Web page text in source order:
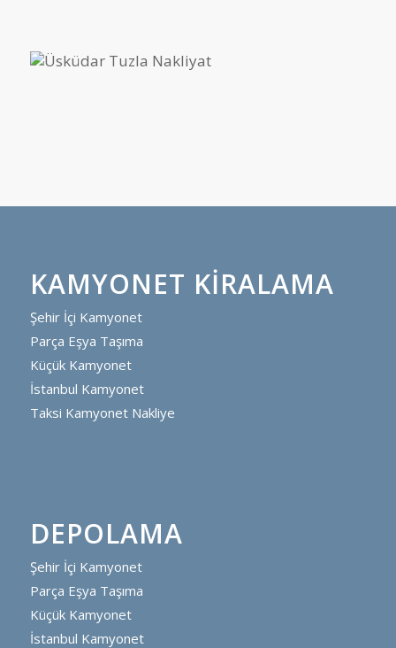
KAMYONET KIRALAMA
Şehir İçi Kamyonet
Parça Eşya Taşıma
Küçük Kamyonet
İstanbul Kamyonet
Taksi Kamyonet Nakliye
DEPOLAMA
Şehir İçi Kamyonet
Parça Eşya Taşıma
Küçük Kamyonet
İstanbul Kamyonet